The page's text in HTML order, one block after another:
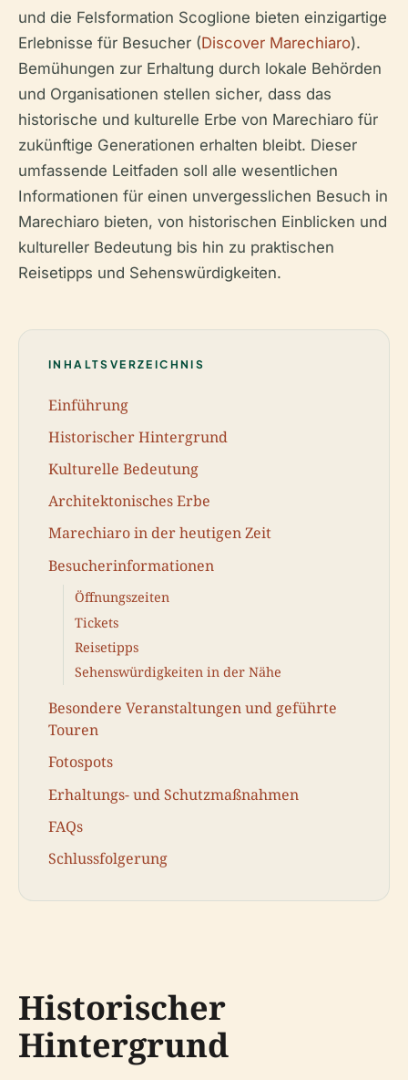
und die Felsformation Scoglione bieten einzigartige
Erlebnisse für Besucher (Discover Marechiaro).
Bemühungen zur Erhaltung durch lokale Behörden
und Organisationen stellen sicher, dass das
historische und kulturelle Erbe von Marechiaro für
zukünftige Generationen erhalten bleibt. Dieser
umfassende Leitfaden soll alle wesentlichen
Informationen für einen unvergesslichen Besuch in
Marechiaro bieten, von historischen Einblicken und
kultureller Bedeutung bis hin zu praktischen
Reisetipps und Sehenswürdigkeiten.
INHALTSVERZEICHNIS
Einführung
Historischer Hintergrund
Kulturelle Bedeutung
Architektonisches Erbe
Marechiaro in der heutigen Zeit
Besucherinformationen
Öffnungszeiten
Tickets
Reisetipps
Sehenswürdigkeiten in der Nähe
Besondere Veranstaltungen und geführte
Touren
Fotospots
Erhaltungs- und Schutzmaßnahmen
FAQs
Schlussfolgerung
Historischer
Hintergrund